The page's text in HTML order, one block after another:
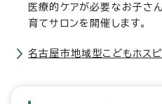
医療的ケアが必要なお子さ
育てサロンを開催します。
名古屋市地域型こどもホス